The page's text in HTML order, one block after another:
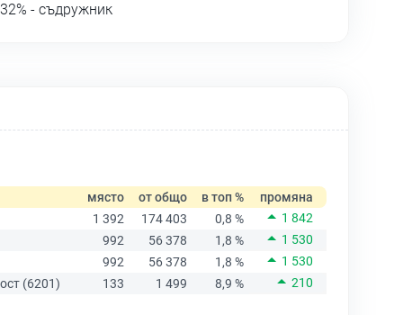
- съдружник
място от общо в топ %
промяна
1 392
174 403 0,8 %
1 842
992
56 378 1,8 %
1 530
992
56 378 1,8 %
1 530
(6201)
133 1 499 8,9 % 210